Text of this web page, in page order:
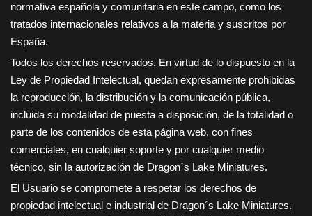
normativa española y comunitaria en este campo, como los
tratados internacionales relativos a la materia y suscritos por
España.
Todos los derechos reservados. En virtud de lo dispuesto en la
Ley de Propiedad Intelectual, quedan expresamente prohibidas
la reproducción, la distribución y la comunicación pública,
incluida su modalidad de puesta a disposición, de la totalidad o
parte de los contenidos de esta página web, con fines
comerciales, en cualquier soporte y por cualquier medio
técnico, sin la autorización de Dragon´s Lake Miniatures.
El Usuario se compromete a respetar los derechos de
propiedad intelectual e industrial de Dragon´s Lake Miniatures.